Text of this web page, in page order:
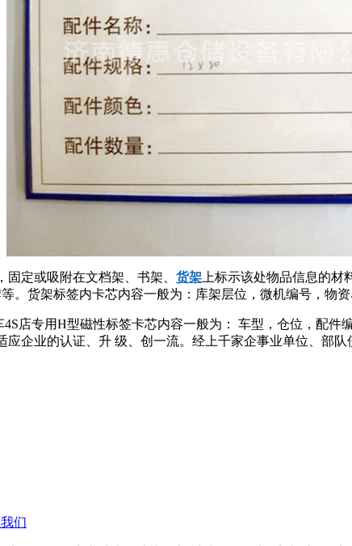
定或吸附在文档架、书架、 货架 上标示该处物品信息的
等。货架标签内卡芯内容一般为：库架层位，微机编号，物
店专用H型磁性标签卡芯内容一般为： 车型，仓位，配
企业的认证、升 级、创一流。经上千家企事业单位、部队
们